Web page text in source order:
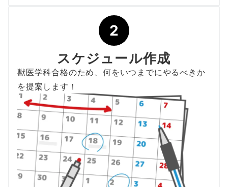
2
スケジュール作成
獣医学科合格のため、何をいつまでにやるべきか
を提案します！